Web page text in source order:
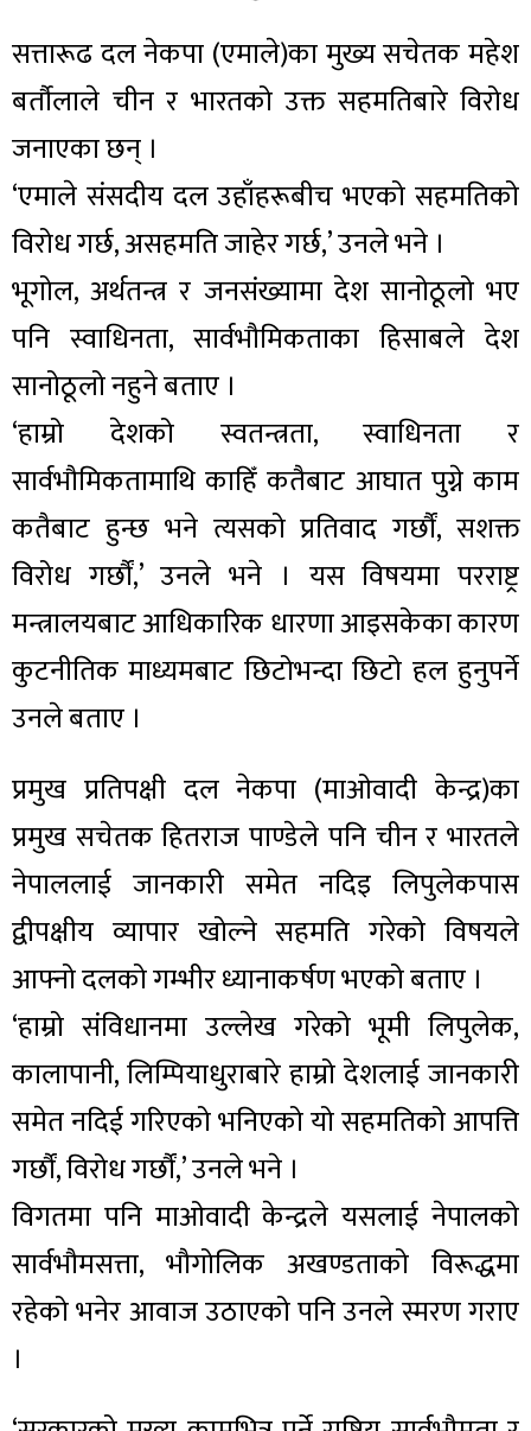
सत्तारूढ दल नेकपा (एमाले)का मुख्य सचेतक महेश
बर्तौलाले चीन र भारतको उक्त सहमतिबारे विरोध
जनाएका छन् ।
‘एमाले संसदीय दल उहाँहरूबीच भएको सहमतिको
विरोध गर्छ, असहमति जाहेर गर्छ,’ उनले भने ।
भूगोल, अर्थतन्त्र र जनसंख्यामा देश सानोठूलो भए
पनि स्वाधिनता, सार्वभौमिकताका हिसाबले देश
सानोठूलो नहुने बताए ।
‘हाम्रो देशको स्वतन्त्रता, स्वाधिनता र
सार्वभौमिकतामाथि काहिँ कतैबाट आघात पुग्ने काम
कतैबाट हुन्छ भने त्यसको प्रतिवाद गर्छौं, सशक्त
विरोध गर्छौं,’ उनले भने । यस विषयमा परराष्ट्र
मन्त्रालयबाट आधिकारिक धारणा आइसकेका कारण
कुटनीतिक माध्यमबाट छिटोभन्दा छिटो हल हुनुपर्ने
उनले बताए ।
प्रमुख प्रतिपक्षी दल नेकपा (माओवादी केन्द्र)का
प्रमुख सचेतक हितराज पाण्डेले पनि चीन र भारतले
नेपाललाई जानकारी समेत नदिइ लिपुलेकपास
द्वीपक्षीय व्यापार खोल्ने सहमति गरेको विषयले
आफ्नो दलको गम्भीर ध्यानाकर्षण भएको बताए ।
‘हाम्रो संविधानमा उल्लेख गरेको भूमी लिपुलेक,
कालापानी, लिम्पियाधुराबारे हाम्रो देशलाई जानकारी
समेत नदिई गरिएको भनिएको यो सहमतिको आपत्ति
गर्छौं, विरोध गर्छौं,’ उनले भने ।
विगतमा पनि माओवादी केन्द्रले यसलाई नेपालको
सार्वभौमसत्ता, भौगोलिक अखण्डताको विरूद्धमा
रहेको भनेर आवाज उठाएको पनि उनले स्मरण गराए
।